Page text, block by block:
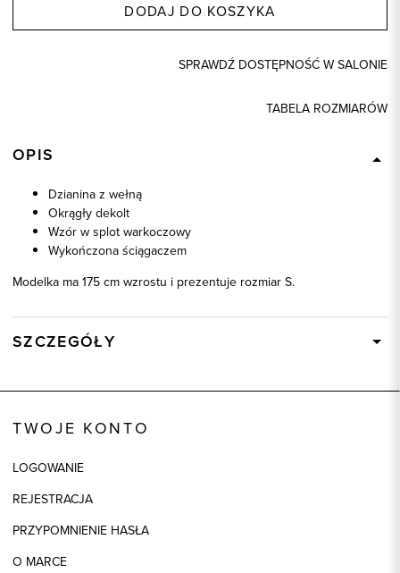
DODAJ DO KOSZYKA
SPRAWDŹ DOSTĘPNOŚĆ W SALONIE
TABELA ROZMIARÓW
OPIS
Dzianina z wełną
Okrągły dekolt
Wzór w splot warkoczowy
Wykończona ściągaczem
Modelka ma 175 cm wzrostu i prezentuje rozmiar S.
SZCZEGÓŁY
Kolor
Skład tkaniny
TWOJE KONTO
LOGOWANIE
REJESTRACJA
PRZYPOMNIENIE HASŁA
O MARCE